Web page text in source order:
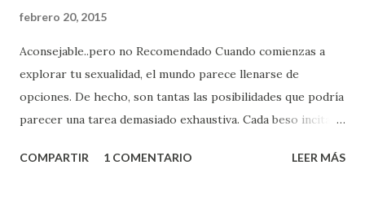
febrero 20, 2015
Aconsejable..pero no Recomendado Cuando comienzas a
explorar tu sexualidad, el mundo parece llenarse de
opciones. De hecho, son tantas las posibilidades que podría
parecer una tarea demasiado exhaustiva. Cada beso incita
partes de ti que jamás hubieras imaginado. El problema es
COMPARTIR 1 COMENTARIO LEER MÁS